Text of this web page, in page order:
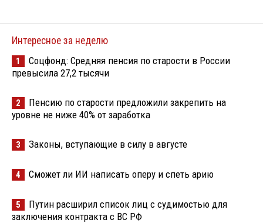
Интересное за неделю
1
Соцфонд: Средняя пенсия по старости в России
превысила 27,2 тысячи
2
Пенсию по старости предложили закрепить на
уровне не ниже 40% от заработка
3 Законы, вступающие в силу в августе
4 Сможет ли ИИ написать оперу и спеть арию
5
Путин расширил список лиц с судимостью для
заключения контракта с ВС РФ